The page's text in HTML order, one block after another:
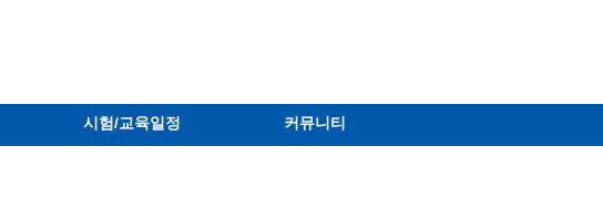
시험/교육일정 커뮤니티